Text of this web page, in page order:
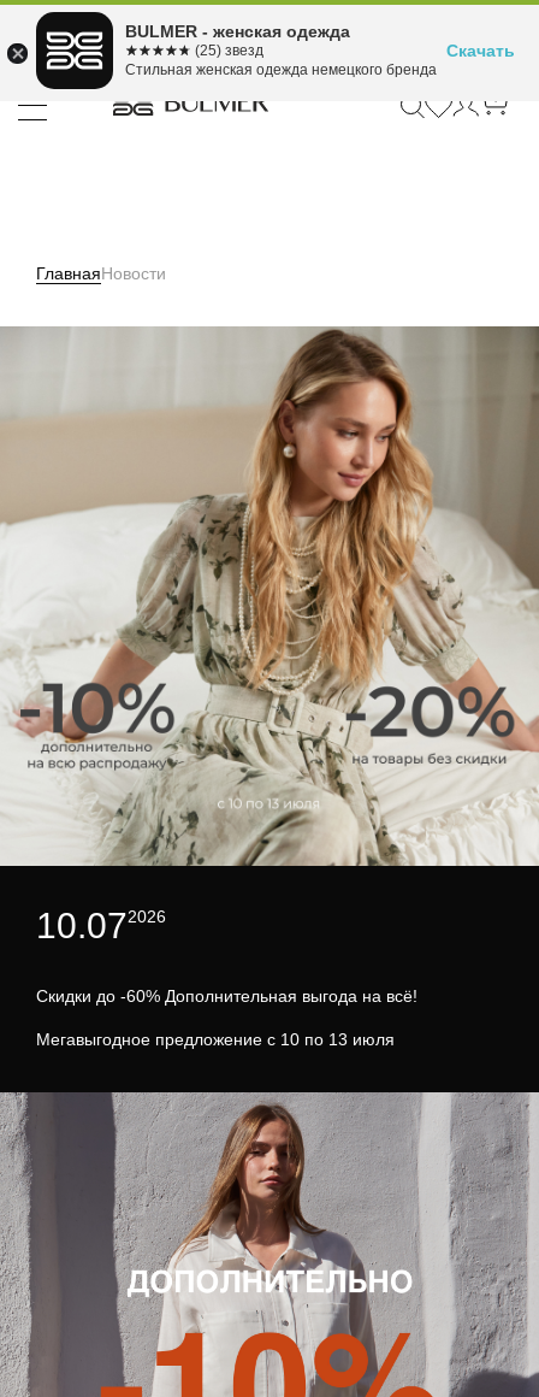
Подели оплату на 4
платежа ⓘ
Для покупок от 300 ₽ до 30,000 ₽
ГлавнаяНовости
10.072026
Скидки до -60% Дополнительная выгода на всё!
Мегавыгодное предложение с 10 по 13 июля
BULMER - женская одежда
☆☆☆☆☆
★★★★★ (25) звезд
Стильная женская одежда немецкого бренда
Скачать